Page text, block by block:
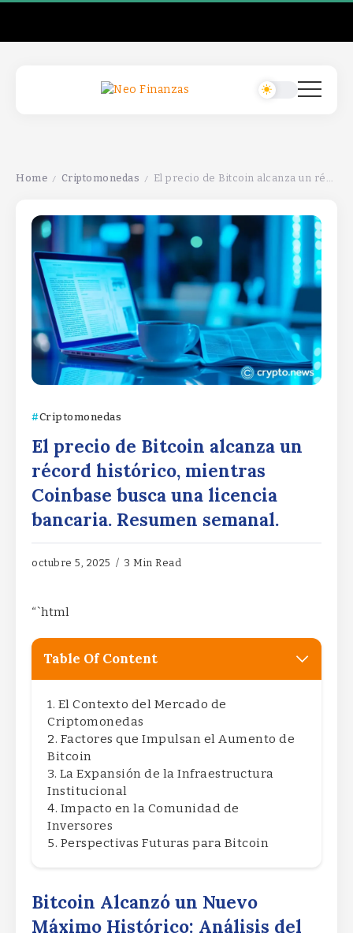
Home / Criptomonedas / El precio de Bitcoin alcanza un récord histórico, mientras Coinbase busca una licencia bancaria. Resumen semanal.
Criptomonedas
El precio de Bitcoin alcanza un
récord histórico, mientras
Coinbase busca una licencia
bancaria. Resumen semanal.
octubre 5, 2025 3 Min Read
“`html
Table Of Content
El Contexto del Mercado de
Criptomonedas
Factores que Impulsan el Aumento de
Bitcoin
La Expansión de la Infraestructura
Institucional
Impacto en la Comunidad de
Inversores
Perspectivas Futuras para Bitcoin
Bitcoin Alcanzó un Nuevo
Máximo Histórico: Análisis del